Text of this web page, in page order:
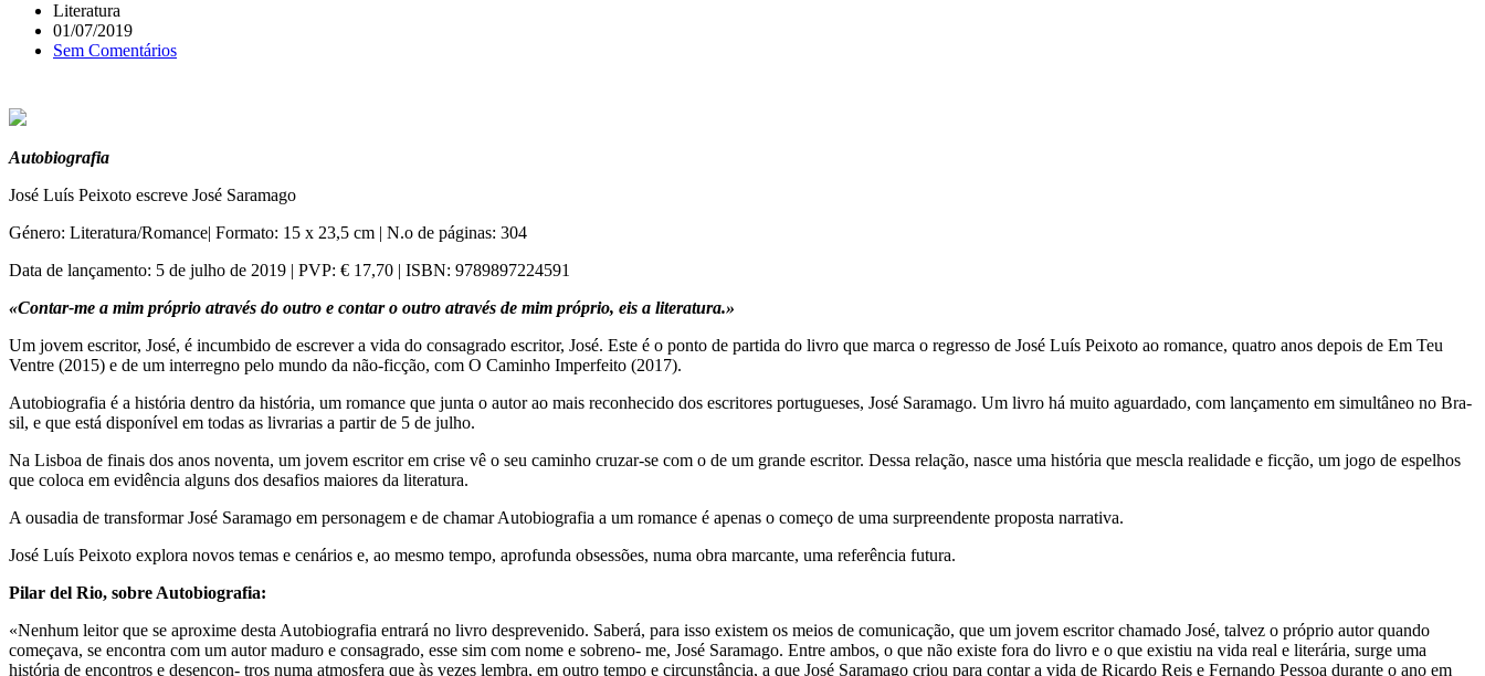
Literatura
01/07/2019
Sem Comentários
Autobiografia
José Luís Peixoto escreve José Saramago
Género: Literatura/Romance| Formato: 15 x 23,5 cm | N.o de páginas: 304
Data de lançamento: 5 de julho de 2019 | PVP: € 17,70 | ISBN: 9789897224591
«Contar-me a mim próprio através do outro e contar o outro através de mim próprio, eis a literatura.»
Um jovem escritor, José, é incumbido de escrever a vida do consagrado escritor, José. Este é o ponto de partida do livro que marca o regresso de José Luís Peixoto ao romance, quatro anos depois de Em Teu
Ventre (2015) e de um interregno pelo mundo da não-ficção, com O Caminho Imperfeito (2017).
Autobiografia é a história dentro da história, um romance que junta o autor ao mais reconhecido dos escritores portugueses, José Saramago. Um livro há muito aguardado, com lançamento em simultâneo no Bra-
sil, e que está disponível em todas as livrarias a partir de 5 de julho.
Na Lisboa de finais dos anos noventa, um jovem escritor em crise vê o seu caminho cruzar-se com o de um grande escritor. Dessa relação, nasce uma história que mescla realidade e ficção, um jogo de espelhos
que coloca em evidência alguns dos desafios maiores da literatura.
A ousadia de transformar José Saramago em personagem e de chamar Autobiografia a um romance é apenas o começo de uma surpreendente proposta narrativa.
José Luís Peixoto explora novos temas e cenários e, ao mesmo tempo, aprofunda obsessões, numa obra marcante, uma referência futura.
Pilar del Rio, sobre Autobiografia:
«Nenhum leitor que se aproxime desta Autobiografia entrará no livro desprevenido. Saberá, para isso existem os meios de comunicação, que um jovem escritor chamado José, talvez o próprio autor quando
começava, se encontra com um autor maduro e consagrado, esse sim com nome e sobreno- me, José Saramago. Entre ambos, o que não existe fora do livro e o que existiu na vida real e literária, surge uma
história de encontros e desencon- tros numa atmosfera que às vezes lembra, em outro tempo e circunstância, a que José Saramago criou para contar a vida de Ricardo Reis e Fernando Pessoa durante o ano em